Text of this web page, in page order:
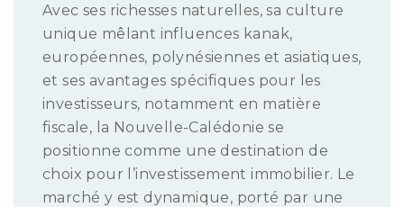
Avec ses richesses naturelles, sa culture
unique mêlant influences kanak,
européennes, polynésiennes et asiatiques,
et ses avantages spécifiques pour les
investisseurs, notamment en matière
fiscale, la Nouvelle-Calédonie se
positionne comme une destination de
choix pour l’investissement immobilier. Le
marché y est dynamique, porté par une